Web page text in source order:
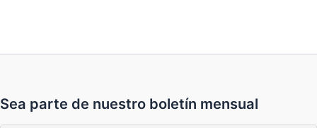
Sea parte de nuestro boletín mensual